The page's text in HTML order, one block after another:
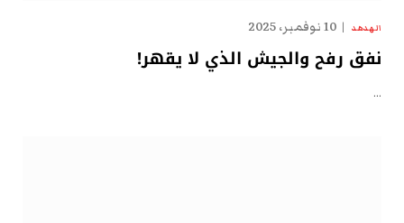
الهدهد 10 نوفمبر، 2025
نفق رفح والجيش الذي لا يقهر!
…